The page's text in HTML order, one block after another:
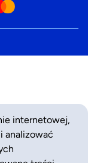
internetowej,
analizować